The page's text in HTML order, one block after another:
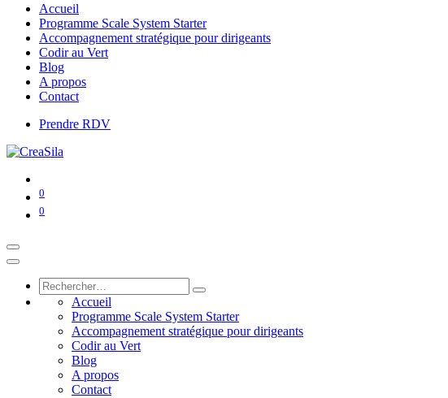
Accueil
Programme Scale System Starter
Accompagnement stratégique pour dirigeants
Codir au Vert
Blog
A propos
Contact
Prendre RDV
0
0
Accueil
Programme Scale System Starter
Accompagnement stratégique pour dirigeants
Codir au Vert
Blog
A propos
Contact